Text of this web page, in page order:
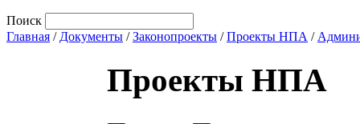
Поиск
Главная / Документы /Законопроекты /Проекты НПА /
Проекты НПА